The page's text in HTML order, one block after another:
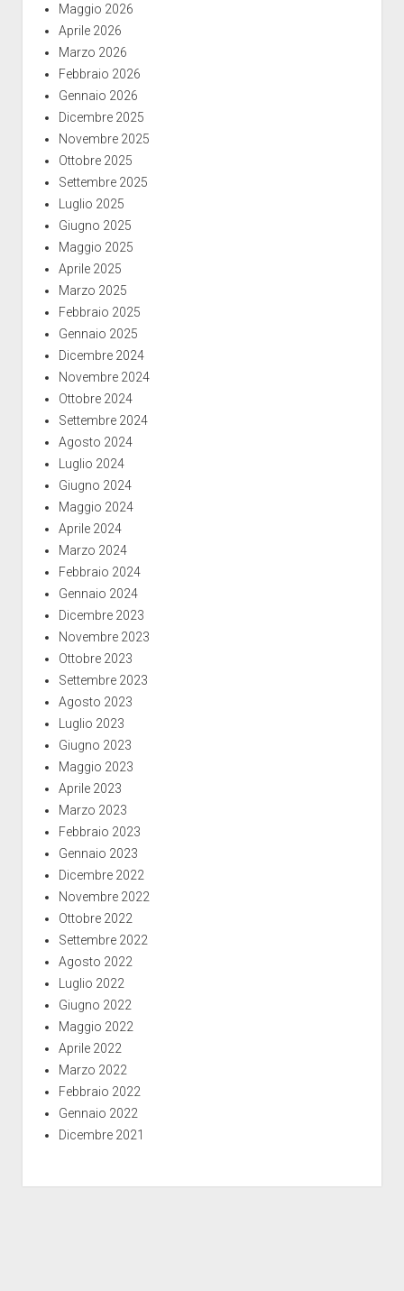
Maggio 2026
Aprile 2026
Marzo 2026
Febbraio 2026
Gennaio 2026
Dicembre 2025
Novembre 2025
Ottobre 2025
Settembre 2025
Luglio 2025
Giugno 2025
Maggio 2025
Aprile 2025
Marzo 2025
Febbraio 2025
Gennaio 2025
Dicembre 2024
Novembre 2024
Ottobre 2024
Settembre 2024
Agosto 2024
Luglio 2024
Giugno 2024
Maggio 2024
Aprile 2024
Marzo 2024
Febbraio 2024
Gennaio 2024
Dicembre 2023
Novembre 2023
Ottobre 2023
Settembre 2023
Agosto 2023
Luglio 2023
Giugno 2023
Maggio 2023
Aprile 2023
Marzo 2023
Febbraio 2023
Gennaio 2023
Dicembre 2022
Novembre 2022
Ottobre 2022
Settembre 2022
Agosto 2022
Luglio 2022
Giugno 2022
Maggio 2022
Aprile 2022
Marzo 2022
Febbraio 2022
Gennaio 2022
Dicembre 2021